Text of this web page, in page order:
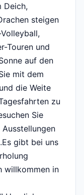
Deich,
steigen
Touren und
auf den
mit dem
die Weite
zu
Sie
gibt bei uns
willkommen in